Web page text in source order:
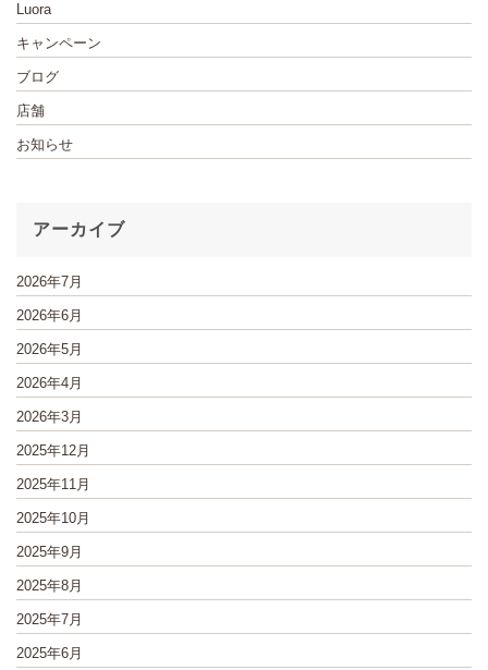
Luora
キャンペーン
ブログ
店舗
お知らせ
アーカイブ
2026年7月
2026年6月
2026年5月
2026年4月
2026年3月
2025年12月
2025年11月
2025年10月
2025年9月
2025年8月
2025年7月
2025年6月